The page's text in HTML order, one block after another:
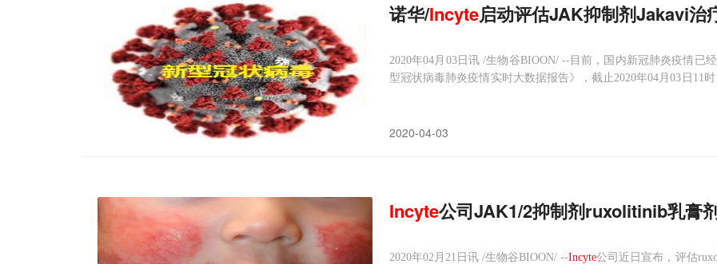
诺华/Incyte启动评估JAK抑制剂Jakavi治
2020年04月03日讯 /生物谷BIOON/ --目前，国内新冠肺炎疫情已
型冠状病毒肺炎疫情实时大数据报告》，截止2020年04月03日11
2020-04-03
Incyte公司JAK1/2抑制剂ruxolitinib乳膏
2020年02月21日讯 /生物谷BIOON/ --Incyte公司近日宣布，评估